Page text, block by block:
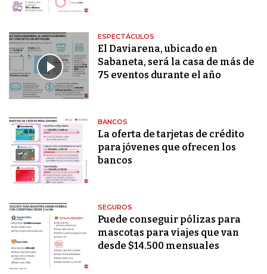
ESPECTÁCULOS
El Daviarena, ubicado en
Sabaneta, será la casa de más de
75 eventos durante el año
BANCOS
La oferta de tarjetas de crédito
para jóvenes que ofrecen los
bancos
SEGUROS
Puede conseguir pólizas para
mascotas para viajes que van
desde $14.500 mensuales